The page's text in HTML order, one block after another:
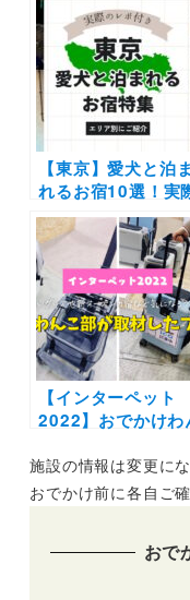
ン予約開始！
「inumo芝公園」
業1周年記念｜5月
日（金）開催
【東京】愛犬と泊ま
れるお宿10選！実
のおでかけレポー
あり | 高級ホテル
大型犬・多頭OKの
宿も
【インターペット
2022】おでかけわ
ス9選！｜おすすめ
したいグッズや新
施設の情報は変更に
おでかけ前に各自ご
おで